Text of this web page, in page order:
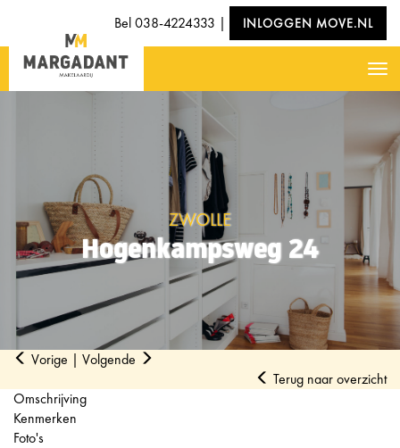
Bel038-4224333 | INLOGGEN MOVE.NL
Hogenkampsweg 24
ZWOLLE
Vorige | Volgende
Terug naar overzicht
Omschrijving
Kenmerken
Foto's